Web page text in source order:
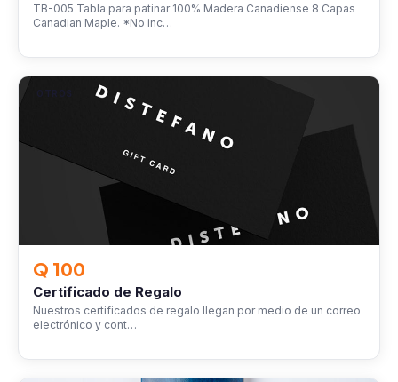
TB-005 Tabla para patinar 100% Madera Canadiense 8 Capas
Canadian Maple. *No inc…
OTROS
Q 100
Certificado de Regalo
Nuestros certificados de regalo llegan por medio de un correo
electrónico y cont…